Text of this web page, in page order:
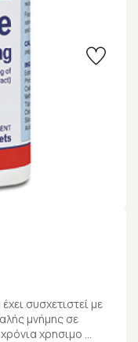
συσχετιστεί με
μνήμης σε
χρησιμο …